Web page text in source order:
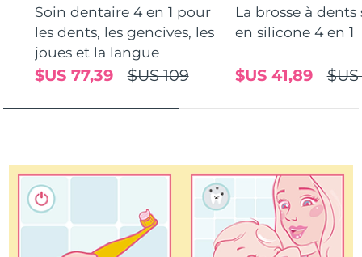
Soin dentaire 4 en 1 pour
les dents, les gencives, les
joues et la langue
$US 109
$US 77,39
La brosse à
en silicone 4 en 1
$US 41,89
Turquie Livraison estimée8/12/26
Émirats arabes unis Livraison estimée8/12/26
Royaume-Uni Livraison estimée8/11/26
Ouzbékistan Livraison estimée 8/16/26
Viêt Nam Livraison estimée 8/17/26